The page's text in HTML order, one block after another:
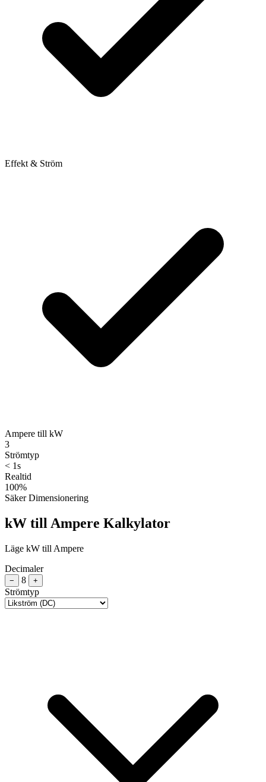
Effekt & Ström
Ampere till kW
3
Strömtyp
< 1s
Realtid
100%
Säker Dimensionering
kW till Ampere Kalkylator
Läge kW till Ampere
Decimaler
− 8 +
Strömtyp